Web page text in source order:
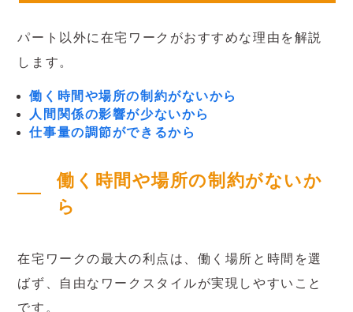
パート以外に在宅ワークがおすすめな理由を解説
します。
働く時間や場所の制約がないから
人間関係の影響が少ないから
仕事量の調節ができるから
働く時間や場所の制約がないか
ら
在宅ワークの最大の利点は、働く場所と時間を選
ばず、自由なワークスタイルが実現しやすいこと
です。